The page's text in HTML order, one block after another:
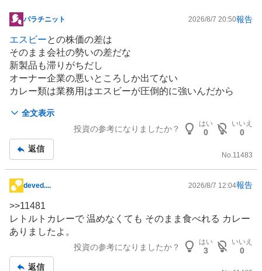
掲
示
板
記
事
パラチニット 2026/8/7 20:50報告
全文表示
エスビーとの株価の差は
そのまま会社の勢いの差だな
新製品も滞りがちだし
オーナー企業の悪いところしか出てない
カレー類は業務用はエスビーが圧倒的に強いんだから
投資の参考になりましたか？
はい
0
いいえ
0
返信
No. 11483
掲
示
板
記
deved.... 2026/8/7 12:04報告
>>11481
レトルトカレーで 温めなくても そのまま食べれる カレー
ありましたよ。
投資の参考になりましたか？
はい
3
いいえ
0
返信